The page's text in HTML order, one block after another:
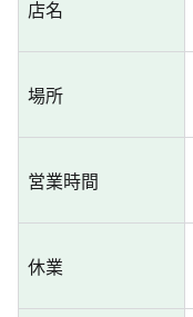
店名
場所
営業時間
休業